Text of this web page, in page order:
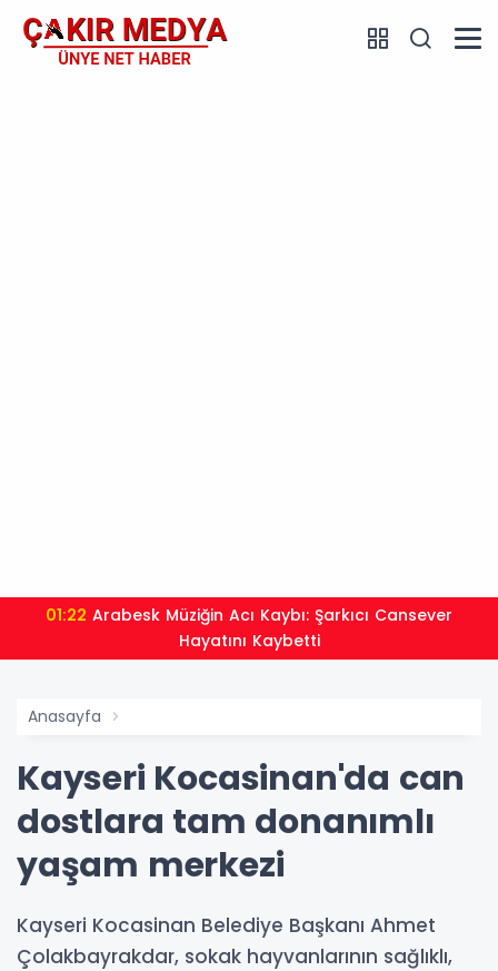
01:22
Hayatını Kaybetti
Anasayfa
Kayseri Kocasinan'da can
dostlara tam donanımlı
yaşam merkezi
Kayseri Kocasinan Belediye Başkanı Ahmet
Çolakbayrakdar, sokak hayvanlarının sağlıklı,